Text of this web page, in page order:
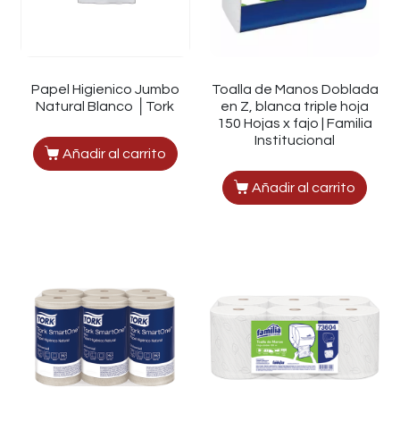
Papel Higienico Jumbo
Natural Blanco │Tork
Añadir al carrito
Toalla de Manos Doblada
en Z, blanca triple hoja
150 Hojas x fajo | Familia
Institucional
Añadir al carrito